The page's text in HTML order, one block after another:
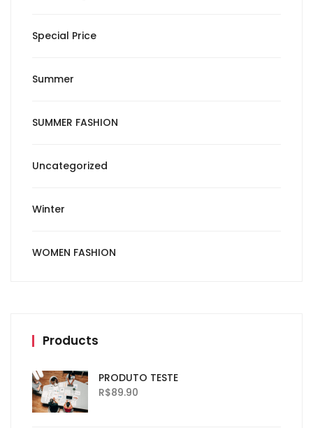
Special Price
Summer
SUMMER FASHION
Uncategorized
Winter
WOMEN FASHION
Products
PRODUTO TESTE
R$89.90